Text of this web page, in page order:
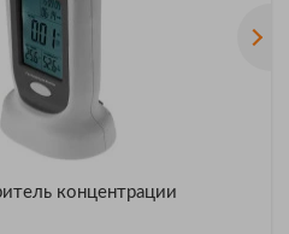
концентрации